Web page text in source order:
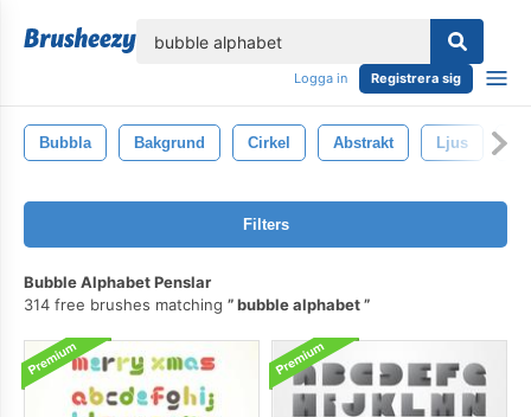
Logga in Registrera sig
Bubbla Bakgrund Cirkel Abstrakt Ljus
Filters
Bubble Alphabet Penslar
314 free brushes matching
bubble alphabet